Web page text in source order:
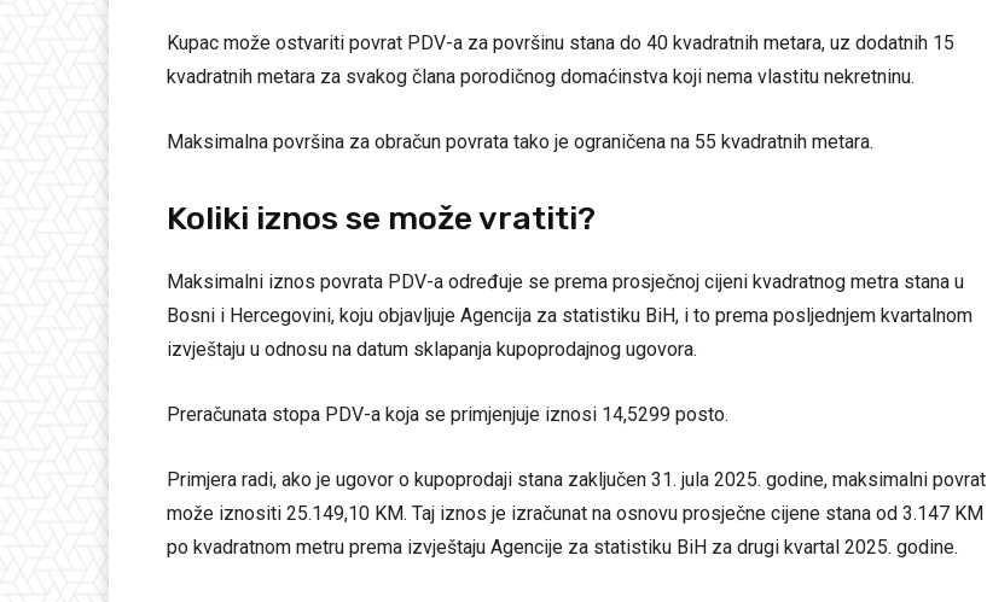
Kupac može ostvariti povrat PDV-a za površinu stana do 40 kvadratnih metara, uz dodatnih 15
kvadratnih metara za svakog člana porodičnog domaćinstva koji nema vlastitu nekretninu.
Maksimalna površina za obračun povrata tako je ograničena na 55 kvadratnih metara.
Koliki iznos se može vratiti?
Maksimalni iznos povrata PDV-a određuje se prema prosječnoj cijeni kvadratnog metra stana u
Bosni i Hercegovini, koju objavljuje Agencija za statistiku BiH, i to prema posljednjem kvartalnom
izvještaju u odnosu na datum sklapanja kupoprodajnog ugovora.
Preračunata stopa PDV-a koja se primjenjuje iznosi 14,5299 posto.
Primjera radi, ako je ugovor o kupoprodaji stana zaključen 31. jula 2025. godine, maksimalni povrat
može iznositi 25.149,10 KM. Taj iznos je izračunat na osnovu prosječne cijene stana od 3.147 KM
po kvadratnom metru prema izvještaju Agencije za statistiku BiH za drugi kvartal 2025. godine.